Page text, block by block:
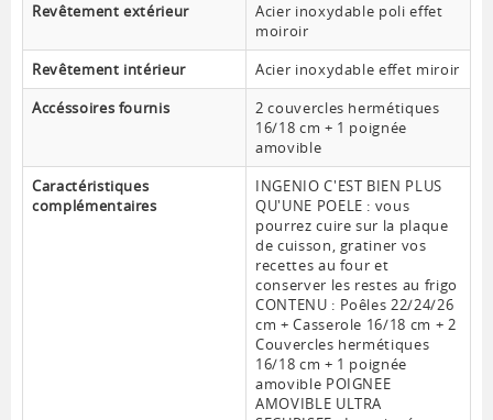
Revêtement extérieur
Acier inoxydable poli effet
moiroir
Revêtement intérieur
Acier inoxydable effet miroir
Accéssoires fournis
2 couvercles hermétiques
16/18 cm + 1 poignée
amovible
Caractéristiques
complémentaires
INGENIO C'EST BIEN PLUS
QU'UNE POELE : vous
pourrez cuire sur la plaque
de cuisson, gratiner vos
recettes au four et
conserver les restes au frigo
CONTENU : Poêles 22/24/26
cm + Casserole 16/18 cm + 2
Couvercles hermétiques
16/18 cm + 1 poignée
amovible POIGNEE
AMOVIBLE ULTRA